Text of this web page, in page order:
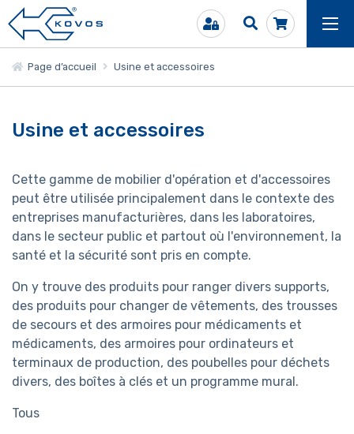
Page d’accueil Usine et accessoires
Usine et accessoires
Cette gamme de mobilier d'opération et d'accessoires
peut être utilisée principalement dans le contexte des
entreprises manufacturières, dans les laboratoires,
dans le secteur public et partout où l'environnement, la
santé et la sécurité sont pris en compte.
On y trouve des produits pour ranger divers supports,
des produits pour changer de vêtements, des trousses
de secours et des armoires pour médicaments et
médicaments, des armoires pour ordinateurs et
terminaux de production, des poubelles pour déchets
divers, des boîtes à clés et un programme mural.
Tous